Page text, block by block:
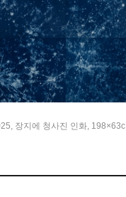
장지에 청사진 인화, 198×63c